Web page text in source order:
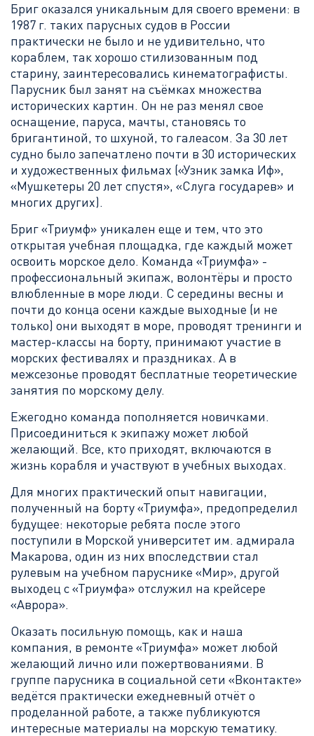
Бриг оказался уникальным для своего времени: в
1987 г. таких парусных судов в России
практически не было и не удивительно, что
кораблем, так хорошо стилизованным под
старину, заинтересовались кинематографисты.
Парусник был занят на съёмках множества
исторических картин. Он не раз менял свое
оснащение, паруса, мачты, становясь то
бригантиной, то шхуной, то галеасом. За 30 лет
судно было запечатлено почти в 30 исторических
и художественных фильмах («Узник замка Иф»,
«Мушкетеры 20 лет спустя», «Слуга государев» и
многих других).
Бриг «Триумф» уникален еще и тем, что это
открытая учебная площадка, где каждый может
освоить морское дело. Команда «Триумфа» -
профессиональный экипаж, волонтёры и просто
влюбленные в море люди. С середины весны и
почти до конца осени каждые выходные (и не
только) они выходят в море, проводят тренинги и
мастер-классы на борту, принимают участие в
морских фестивалях и праздниках. А в
межсезонье проводят бесплатные теоретические
занятия по морскому делу.
Ежегодно команда пополняется новичками.
Присоединиться к экипажу может любой
желающий. Все, кто приходят, включаются в
жизнь корабля и участвуют в учебных выходах.
Для многих практический опыт навигации,
полученный на борту «Триумфа», предопределил
будущее: некоторые ребята после этого
поступили в Морской университет им. адмирала
Макарова, один из них впоследствии стал
рулевым на учебном паруснике «Мир», другой
выходец с «Триумфа» отслужил на крейсере
«Аврора».
Оказать посильную помощь, как и наша
компания, в ремонте «Триумфа» может любой
желающий лично или пожертвованиями. В
группе парусника в социальной сети «Вконтакте»
ведётся практически ежедневный отчёт о
проделанной работе, а также публикуются
интересные материалы на морскую тематику.